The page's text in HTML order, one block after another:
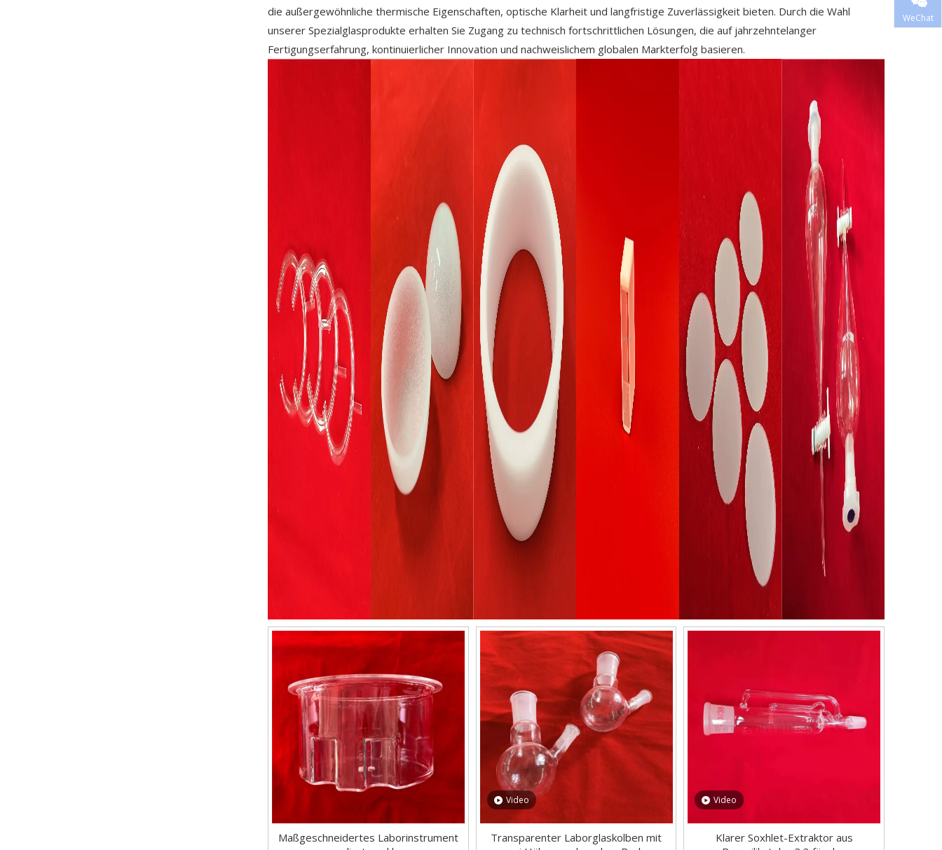
die außergewöhnliche thermische Eigenschaften, optische Klarheit und langfristige Zuverlässigkeit bieten. Durch die Wahl
unserer Spezialglasprodukte erhalten Sie Zugang zu technisch fortschrittlichen Lösungen, die auf jahrzehntelanger
Fertigungserfahrung, kontinuierlicher Innovation und nachweislichem globalen Markterfolg basieren.
Maßgeschneidertes Laborinstrument
Video
Transparenter Laborglaskolben mit
Video
Klarer Soxhlet-Extraktor aus
WeChat